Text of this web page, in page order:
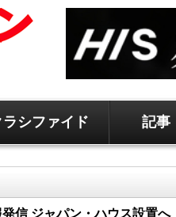
ラシファイド 記事
ラシファイド、地元情報など
スの日本語新聞です。 記事
信 ジャパン・ハウス設置へ